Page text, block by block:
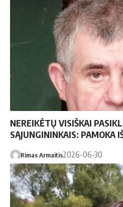
NEREIKĖTŲ VISIŠKAI
SĄJUNGININKAIS: PAMOKA
Rimas Armaitis2026-06-30